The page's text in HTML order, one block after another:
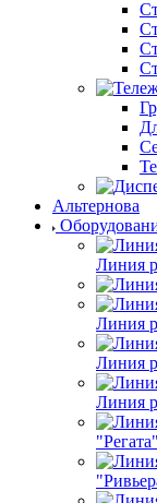
для
Альтернова
Линия
Линия